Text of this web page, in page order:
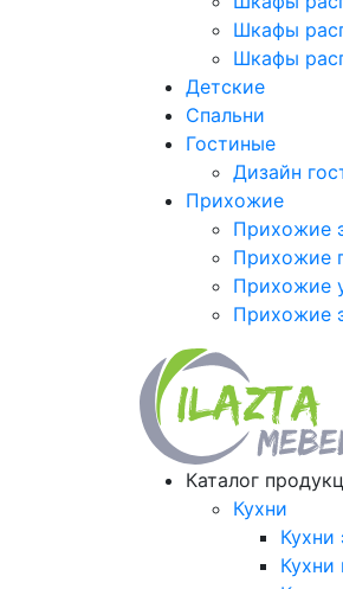
Шкафы
Шкафы
Детские
Спальни
Гостиные
Дизайн
Прихожие
Прихожие
Прихожие
Прихожие
Прихожие
Каталог
Кухни
Кухни